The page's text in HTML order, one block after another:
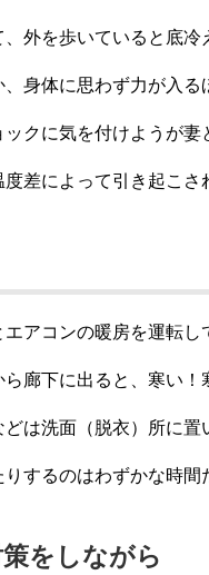
外を歩いていると底冷
身体に思わず力が入る
クに気を付けようが妻
差によって引き起こさ
エアコンの暖房を運転
廊下に出ると、寒い！
は洗面（脱衣）所に置
するのはわずかな時間
をしながら